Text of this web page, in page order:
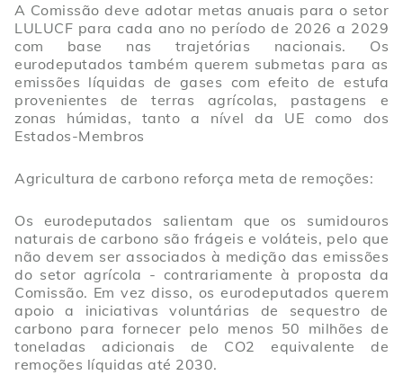
A Comissão deve adotar metas anuais para o setor
LULUCF para cada ano no período de 2026 a 2029
com base nas trajetórias nacionais. Os
eurodeputados também querem submetas para as
emissões líquidas de gases com efeito de estufa
provenientes de terras agrícolas, pastagens e
zonas húmidas, tanto a nível da UE como dos
Estados-Membros
Agricultura de carbono reforça meta de remoções:
Os eurodeputados salientam que os sumidouros
naturais de carbono são frágeis e voláteis, pelo que
não devem ser associados à medição das emissões
do setor agrícola - contrariamente à proposta da
Comissão. Em vez disso, os eurodeputados querem
apoio a iniciativas voluntárias de sequestro de
carbono para fornecer pelo menos 50 milhões de
toneladas adicionais de CO2 equivalente de
remoções líquidas até 2030.